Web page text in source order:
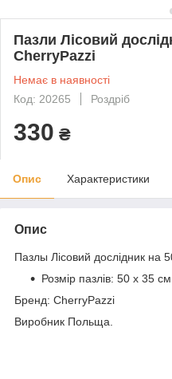
Пазли Лісовий
CherryPazzi
Немає в наявності
Код: 20265
Роздріб
330 ₴
Опис Характеристики
Опис
Пазлы Лісовий дослідник на
Розмір пазлів: 50 х 35 см
Бренд: CherryPazzi
Виробник Польща.